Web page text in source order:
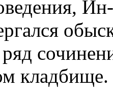
кладбище.